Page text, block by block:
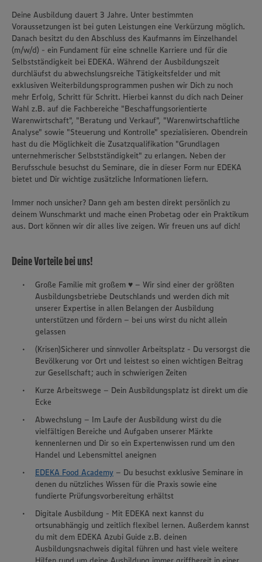
Deine Ausbildung dauert 3 Jahre. Unter bestimmten
Voraussetzungen ist bei guten Leistungen eine Verkürzung möglich.
Danach besitzt du den Abschluss des Kaufmanns im Einzelhandel
(m/w/d) - ein Fundament für eine schnelle Karriere und für die
Selbstständigkeit bei EDEKA. Während der Ausbildungszeit
durchläufst du abwechslungsreiche Tätigkeitsfelder und mit
exklusiven Weiterbildungsprogrammen pushen wir Dich zu noch
mehr Erfolg, Schritt für Schritt. Hierbei kannst du dich nach Deiner
Wahl z.B. auf die Fachbereiche "Beschaffungsorientierte
Warenwirtschaft", "Beratung und Verkauf", "Warenwirtschaftliche
Analyse" sowie "Steuerung und Kontrolle" spezialisieren. Obendrein
hast du die Möglichkeit die Zusatzqualifikation "Grundlagen
unternehmerischer Selbstständigkeit" zu erlangen. Neben der
Berufsschule besuchst du Seminare, die in dieser Form nur EDEKA
bietet und Dir wichtige zusätzliche Informationen liefern.
Immer noch unsicher? Dann geh am besten direkt persönlich zu
deinem Wunschmarkt und mache einen Probetag oder ein Praktikum
aus. Dort können wir dir alles live zeigen. Wir freuen uns auf dich!
Deine Vorteile bei uns!
Große Familie mit großem ♥ – Wir sind einer der größten
Ausbildungsbetriebe Deutschlands und werden dich mit
unserer Expertise in allen Belangen der Ausbildung
unterstützen und fördern – bei uns wirst du nicht allein
gelassen
(Krisen)Sicherer und sinnvoller Arbeitsplatz - Du versorgst die
Bevölkerung vor Ort und leistest so einen wichtigen Beitrag
zur Gesellschaft; auch in schwierigen Zeiten
Kurze Arbeitswege – Dein Ausbildungsplatz ist direkt um die
Ecke
Abwechslung – Im Laufe der Ausbildung wirst du die
vielfältigen Bereiche und Aufgaben unserer Märkte
kennenlernen und Dir so ein Expertenwissen rund um den
Handel und Lebensmittel aneignen
EDEKA Food Academy – Du besuchst exklusive Seminare in
denen du nützliches Wissen für die Praxis sowie eine
fundierte Prüfungsvorbereitung erhältst
Digitale Ausbildung - Mit EDEKA next kannst du
ortsunabhängig und zeitlich flexibel lernen. Außerdem kannst
du mit dem EDEKA Azubi Guide z.B. deinen
Ausbildungsnachweis digital führen und hast viele weitere